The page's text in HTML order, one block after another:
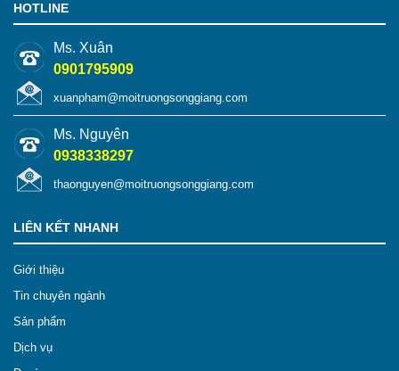
HOTLINE
Ms. Xuân
0901795909
xuanpham@moitruongsonggiang.com
Ms. Nguyên
0938338297
thaonguyen@moitruongsonggiang.com
LIÊN KẾT NHANH
Giới thiệu
Tin chuyên ngành
Sản phẩm
Dịch vụ